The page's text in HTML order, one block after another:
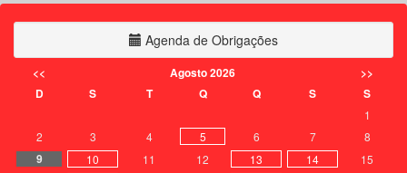
Agenda de Obrigações
<< Agosto 2026
>>
D
S T Q Q S S
1
2
3 4 5 6 7 8
9 10 11 12 13 14
15